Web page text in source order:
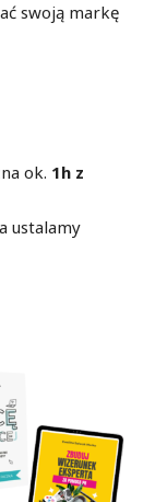
swoją markę
ok. 1h z
ustalamy